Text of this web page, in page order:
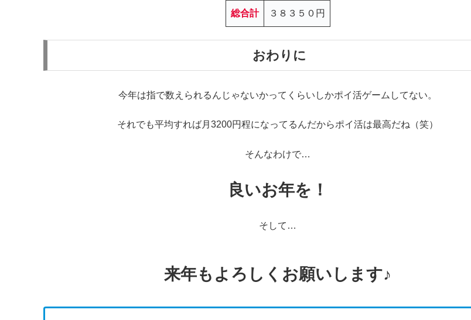
総合計 ３８３５０円
おわりに
今年は指で数えられるんじゃないかってくらいしかポイ活ゲームしてない。
それでも平均すれば月3200円程になってるんだからポイ活は最高だね（笑）
そんなわけで…
良いお年を！
そして…
来年もよろしくお願いします♪